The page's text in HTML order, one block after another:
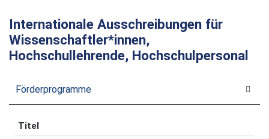
Internationale Ausschreibungen für
Wissenschaftler*innen,
Hochschullehrende, Hochschulpersonal
Förderprogramme
Titel